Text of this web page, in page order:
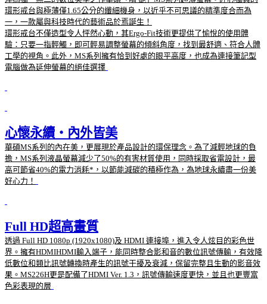
環形戒台與極薄僅1.65公分的纖細機身，以近乎不可思議的精準度合而為
一，一款屬與科技時代的藝術品於焉誕生！
環形戒台不僅造型令人怦然心動，其Ergo-Fit技術更提供了愉悅的使用體
驗：只要一指輕觸，即可輕易調整螢幕的傾斜角度，找到最舒適、符合人體
工學的視角。此外，MS系列擁有恰到好處的眼平高度，也成為連接筆記型
電腦做為延伸螢幕的絕佳選擇
心懷永續‧內外皆美
華碩MS系列的內在美，更展現於產品設計的環保理念。為了減輕地球的負
擔，MS系列液晶螢幕減少了50%的有害材質使用，同時採取省電設計，最
高可節省40%的電力消耗*，以節能減碳的積極作為，為地球永續盡一份美
好心力！
Full HD超高畫質
透過 Full HD 1080p (1920x1080)及 HDMI 連接埠，進入令人炫目的彩色世
界。擁有HDMIHDMI輸入端子，能同時整合影和音的數位訊號傳輸，有效降
低數位和類比訊號轉換時產生的訊號干擾及衰減，保留完整且生動的影音效
果。MS226H更是配備了HDMI Ver. 1.3，訊號傳輸速度更快，並且也更豐富
色彩表現的層